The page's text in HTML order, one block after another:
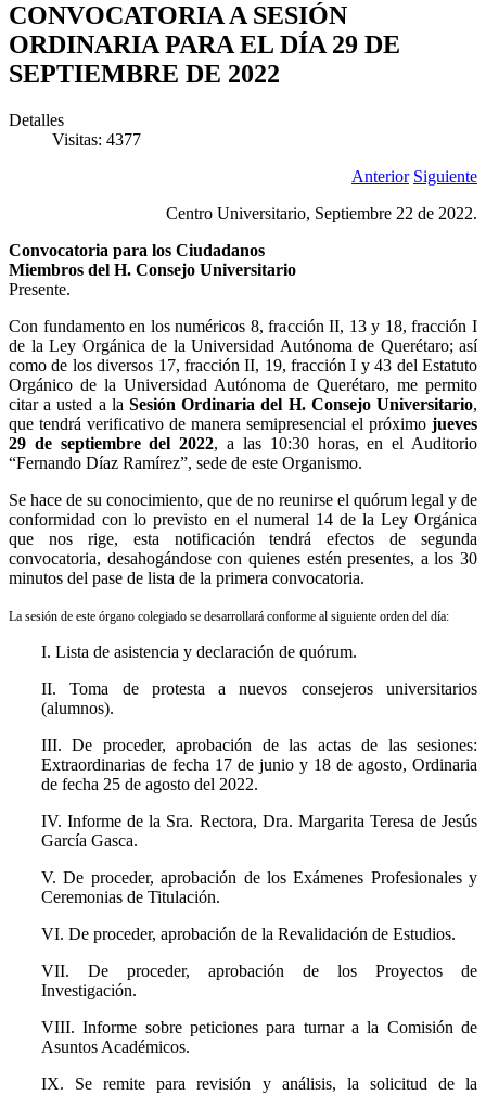
CONVOCATORIA A SESIÓN
ORDINARIA PARA EL DÍA 29 DE
SEPTIEMBRE DE 2022
Detalles
Visitas: 4377
Anterior Siguiente
Centro Universitario, Septiembre 22 de 2022.
Convocatoria para los Ciudadanos
Miembros del H. Consejo Universitario
Presente.
Con fundamento en los numéricos 8, fracción II, 13 y 18, fracción I
de la Ley Orgánica de la Universidad Autónoma de Querétaro; así
como de los diversos 17, fracción II, 19, fracción I y 43 del Estatuto
Orgánico de la Universidad Autónoma de Querétaro, me permito
citar a usted a la Sesión Ordinaria del H. Consejo Universitario,
que tendrá verificativo de manera semipresencial el próximo jueves
29 de septiembre del 2022, a las 10:30 horas, en el Auditorio
“Fernando Díaz Ramírez”, sede de este Organismo.
Se hace de su conocimiento, que de no reunirse el quórum legal y de
conformidad con lo previsto en el numeral 14 de la Ley Orgánica
que nos rige, esta notificación tendrá efectos de segunda
convocatoria, desahogándose con quienes estén presentes, a los 30
minutos del pase de lista de la primera convocatoria.
La sesión de este órgano colegiado se desarrollará conforme al siguiente orden del día:
I. Lista de asistencia y declaración de quórum.
II. Toma de protesta a nuevos consejeros universitarios
(alumnos).
III. De proceder, aprobación de las actas de las sesiones:
Extraordinarias de fecha 17 de junio y 18 de agosto, Ordinaria
de fecha 25 de agosto del 2022.
IV. Informe de la Sra. Rectora, Dra. Margarita Teresa de Jesús
García Gasca.
V. De proceder, aprobación de los Exámenes Profesionales y
Ceremonias de Titulación.
VI. De proceder, aprobación de la Revalidación de Estudios.
VII. De proceder, aprobación de los Proyectos de
Investigación.
VIII. Informe sobre peticiones para turnar a la Comisión de
Asuntos Académicos.
IX. Se remite para revisión y análisis, la solicitud de la